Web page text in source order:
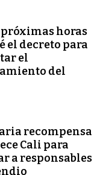
próximas horas
el decreto para
el
del
recompensa
Cali para
a responsables